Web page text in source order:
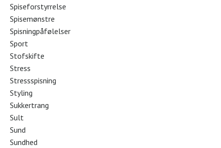
Spiseforstyrrelse
Spisemønstre
Spisningpåfølelser
Sport
Stofskifte
Stress
Stressspisning
Styling
Sukkertrang
Sult
Sund
Sundhed